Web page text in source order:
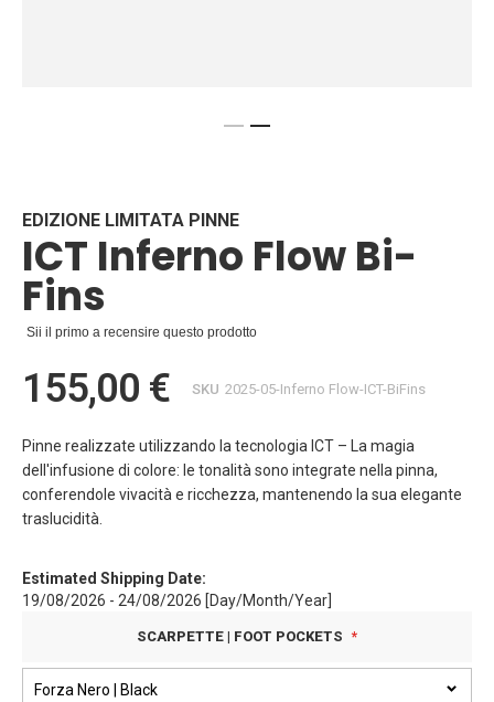
galleria
di
immagini
EDIZIONE LIMITATA PINNE
ICT Inferno Flow Bi-
Fins
Sii il primo a recensire questo prodotto
155,00 € SKU 2025-05-Inferno Flow-ICT-BiFins
Pinne realizzate utilizzando la tecnologia ICT – La magia
dell'infusione di colore: le tonalità sono integrate nella pinna,
conferendole vivacità e ricchezza, mantenendo la sua elegante
traslucidità.
Estimated Shipping Date:
19/08/2026 - 24/08/2026 [Day/Month/Year]
SCARPETTE | FOOT POCKETS